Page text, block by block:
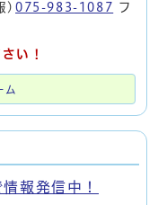
)075-983-1087 フ
い！
ム
報発信中！